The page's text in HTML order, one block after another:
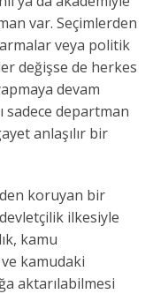
var. Seçimlerden
veya politik
değişse de herkes
devam
sadece departman
anlaşılır bir
koruyan bir
ilkesiyle
kamu
kamudaki
aktarılabilmesi